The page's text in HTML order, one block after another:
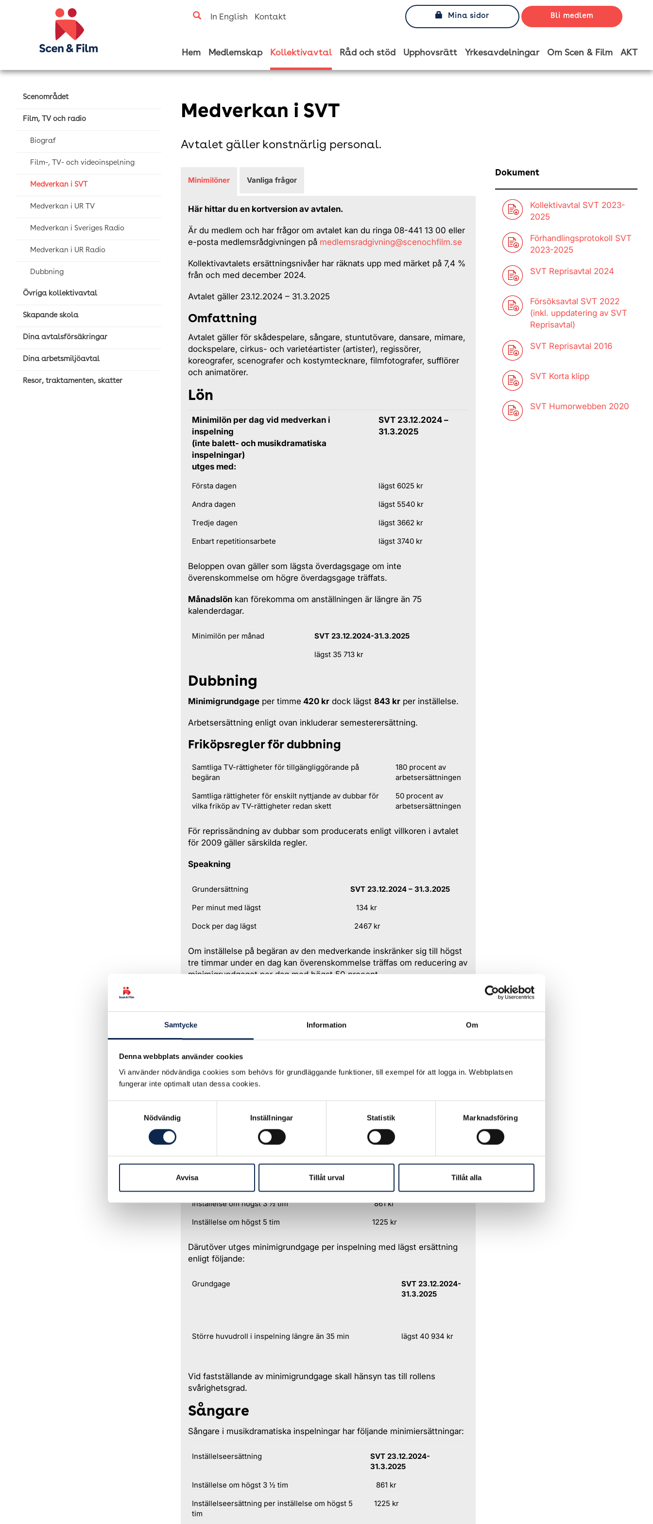
Samtycke Information Om
Denna webbplats använder cookies
Vi använder nödvändiga cookies som behövs för grundläggande funktioner, till exempel för att logga in. Webbplatsen
fungerar inte optimalt utan dessa cookies.
Nödvändig
Inställningar Statistik Marknadsföring
Avvisa Tillåt urval Tillåt alla
In English Kontakt Mina sidor Bli medlem
Hem Medlemskap Kollektivavtal Råd och stöd Upphovsrätt Yrkesavdelningar Om Scen & Film AKT
Scenområdet
Film, TV och radio
Biograf
Film-, TV- och videoinspelning
Medverkan i SVT
Medverkan i UR TV
Medverkan i Sveriges Radio
Medverkan i UR Radio
Dubbning
Övriga kollektivavtal
Skapande skola
Dina avtalsförsäkringar
Dina arbetsmiljöavtal
Resor, traktamenten, skatter
Medverkan i SVT
Avtalet gäller konstnärlig personal.
Minimilöner Vanliga frågor
Här hittar du en kortversion av avtalen.
Är du medlem och har frågor om avtalet kan du ringa 08-441 13 00 eller
e-posta medlemsrådgivningen på medlemsradgivning@scenochfilm.se
Kollektivavtalets ersättningsnivåer har räknats upp med märket på 7,4 %
från och med december 2024.
Avtalet gäller 23.12.2024 – 31.3.2025
Omfattning
Avtalet gäller för skådespelare, sångare, stuntutövare, dansare, mimare,
dockspelare, cirkus- och varietéartister (artister), regissörer,
koreografer, scenografer och kostymtecknare, filmfotografer, sufflörer
och animatörer.
Lön
Minimilön per dag vid medverkan i
inspelning
(inte balett- och musikdramatiska
inspelningar)
utges med:
SVT 23.12.2024 –
31.3.2025
Första dagen
lägst 6025 kr
Andra dagen
lägst 5540 kr
Tredje dagen
lägst 3662 kr
Enbart repetitionsarbete
lägst 3740 kr
Beloppen ovan gäller som lägsta överdagsgage om inte
överenskommelse om högre överdagsgage träffats.
Månadslön kan förekomma om anställningen är längre än 75
kalenderdagar.
Minimilön per månad
SVT 23.12.2024-31.3.2025
lägst 35 713 kr
Dubbning
Minimigrundgage per timme 420 kr dock lägst 843 kr per inställelse.
Arbetsersättning enligt ovan inkluderar semesterersättning.
Friköpsregler för dubbning
Samtliga TV-rättigheter för tillgängliggörande på
begäran
180 procent av
arbetsersättningen
Samtliga rättigheter för enskilt nyttjande av dubbar för
vilka friköp av TV-rättigheter redan skett
50 procent av
arbetsersättningen
För reprissändning av dubbar som producerats enligt villkoren i avtalet
för 2009 gäller särskilda regler.
Speakning
Grundersättning
SVT 23.12.2024 – 31.3.2025
Per minut med lägst
134 kr
Dock per dag lägst
2467 kr
Om inställelse på begäran av den medverkande inskränker sig till högst
tre timmar under en dag kan överenskommelse träffas om reducering av
minimigrundgaget per dag med högst 50 procent.
Mot en ersättning får SVT en s k licensperiod. En licensperiod ger SVT
tillgängliggöra den på begäran på SVT:s hemsida under licensperioden.
Ersättning för varje
Inställelse om högst 3 ½ tim
861 kr
Inställelse om högst 5 tim
1225 kr
Därutöver utges minimigrundgage per inspelning med lägst ersättning
enligt följande:
Grundgage
SVT 23.12.2024-
31.3.2025
Större huvudroll i inspelning längre än 35 min lägst 40 934 kr
Vid fastställande av minimigrundgage skall hänsyn tas till rollens
svårighetsgrad.
Sångare
Sångare i musikdramatiska inspelningar har följande minimiersättningar:
Inställelseersättning
SVT 23.12.2024-
31.3.2025
Inställelse om högst 3 ½ tim
861 kr
Inställelseersättning per inställelse om högst 5
tim
1225 kr
Dokument
Kollektivavtal SVT 2023-
2025
Förhandlingsprotokoll SVT
2023-2025
SVT Reprisavtal 2024
Försöksavtal SVT 2022
(inkl. uppdatering av SVT
Reprisavtal)
SVT Reprisavtal 2016
SVT Korta klipp
SVT Humorwebben 2020